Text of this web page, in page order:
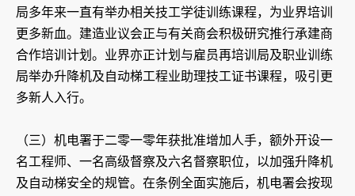
局多年来一直有举办相关技工学徒训练课程，为业界培训
更多新血。建造业议会正与有关商会积极研究推行承建商
合作培训计划。业界亦正计划与雇员再培训局及职业训练
局举办升降机及自动梯工程业助理技工证书课程，吸引更
多新人入行。
（三）机电署于二零一零年获批准增加人手，额外开设一
名工程师、一名高级督察及六名督察职位，以加强升降机
及自动梯安全的规管。在条例全面实施后，机电署会按现